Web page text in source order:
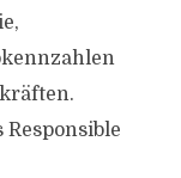
Responsible